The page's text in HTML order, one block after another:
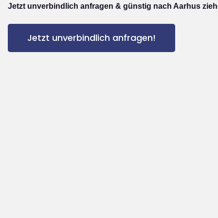
Jetzt unverbindlich anfragen & günstig nach Aarhus
Jetzt unverbindlich anfragen!